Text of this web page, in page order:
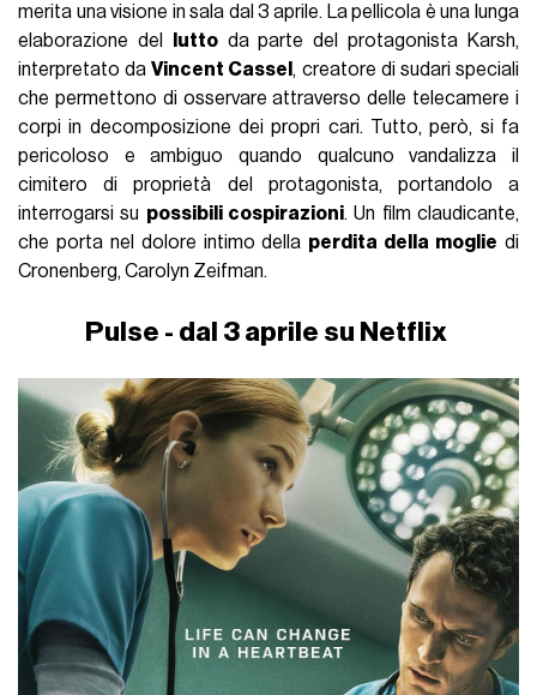
merita una visione in sala dal 3 aprile. La pellicola è una lunga
elaborazione del
luttoda parte del protagonista Karsh,
interpretato daVincent Cassel , creatore di sudari speciali
che permettono di osservare attraverso delle telecamere i
corpi in decomposizione dei propri cari. Tutto, però, si fa
pericoloso e ambiguo quando qualcuno vandalizza il
cimitero di proprietà del protagonista, portandolo a
interrogarsi su possibili cospirazioni. Un film claudicante,
che porta nel dolore intimo della perdita della moglie di
Cronenberg, Carolyn Zeifman.
Pulse - dal 3 aprile su Netflix